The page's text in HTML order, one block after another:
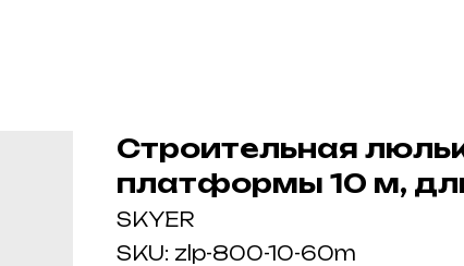
Строительная
платформы 10 м,
SKYER
SKU: zlp-800-10-60m